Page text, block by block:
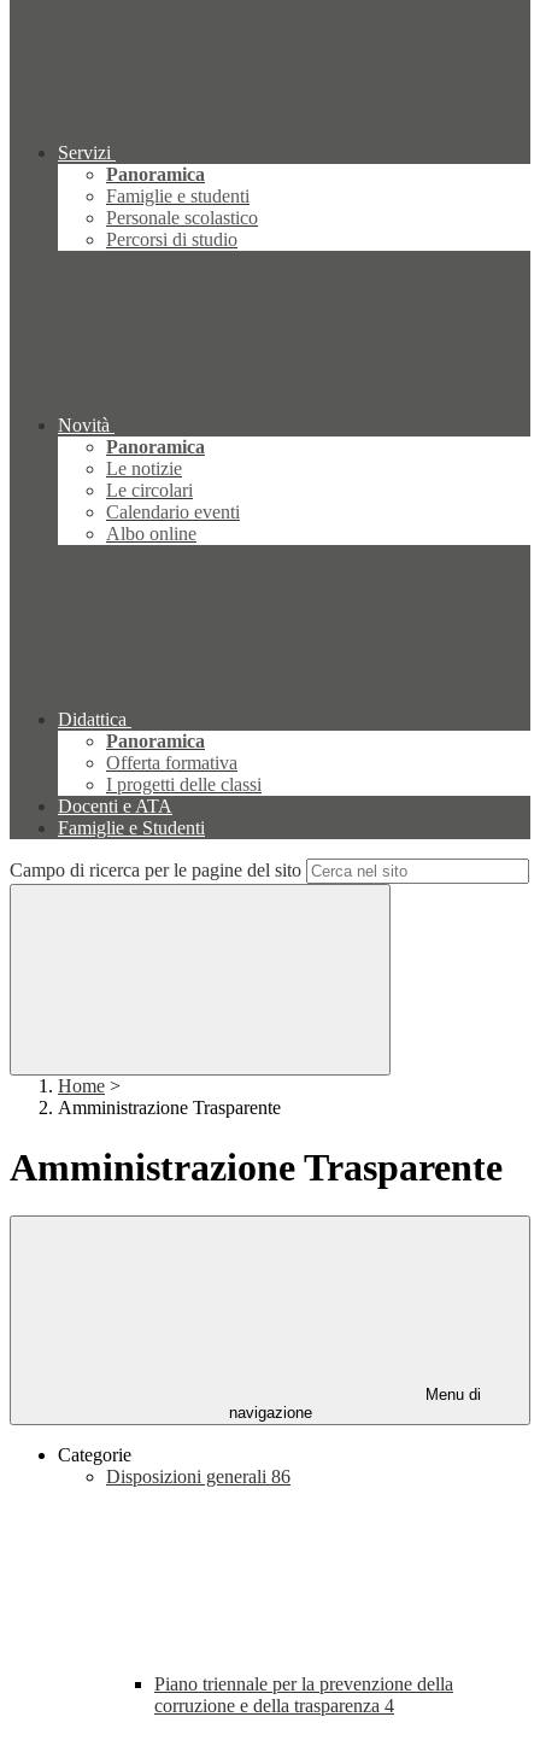
Servizi
Panoramica
Famiglie e studenti
Personale scolastico
Percorsi di studio
Novità
Panoramica
Le notizie
Le circolari
Calendario eventi
Albo online
Didattica
Panoramica
Offerta formativa
I progetti delle classi
Docenti e ATA
Famiglie e Studenti
Campo di ricerca per le pagine del sito
Home >
Amministrazione Trasparente
Amministrazione Trasparente
Menu di
navigazione
Categorie
Disposizioni generali 86
Piano triennale per la prevenzione della
corruzione e della trasparenza 4